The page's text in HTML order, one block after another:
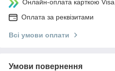
Онлайн-оплата карткою
Оплата за реквізитами
Всі умови оплати
Умови повернення